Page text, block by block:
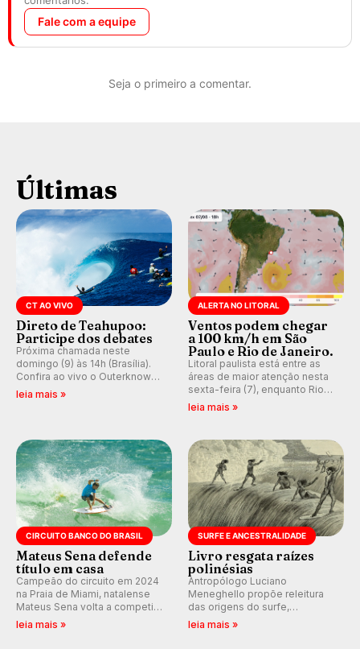
Fale com a equipe
Seja o primeiro a comentar.
Últimas
CT AO VIVO
Direto de Teahupoo:
Participe dos debates
Próxima chamada neste
domingo (9) às 14h (Brasília).
Confira ao vivo o Outerknown
Tahiti Pro 2026 e participe dos
leia mais »
ALERTA NO LITORAL
Ventos podem chegar
a 100 km/h em São
Paulo e Rio de Janeiro.
Litoral paulista está entre as
áreas de maior atenção nesta
sexta-feira (7), enquanto Rio
de Janeiro também recebe
km/h em Itanhaém.
leia mais »
CIRCUITO BANCO DO BRASIL
Mateus Sena defende
título em casa
Campeão do circuito em 2024
na Praia de Miami, natalense
Mateus Sena volta a competir
em casa em busca de manter a
leia mais »
SURFE E ANCESTRALIDADE
Livro resgata raízes
polinésias
Antropólogo Luciano
Meneghello propõe releitura
das origens do surfe,
resgatando a cultura polinésia
leia mais »